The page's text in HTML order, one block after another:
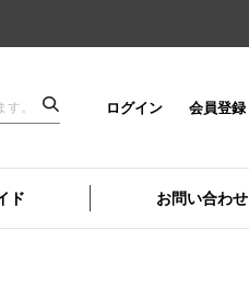
ログイン 会員登録
ド お問い合わせ